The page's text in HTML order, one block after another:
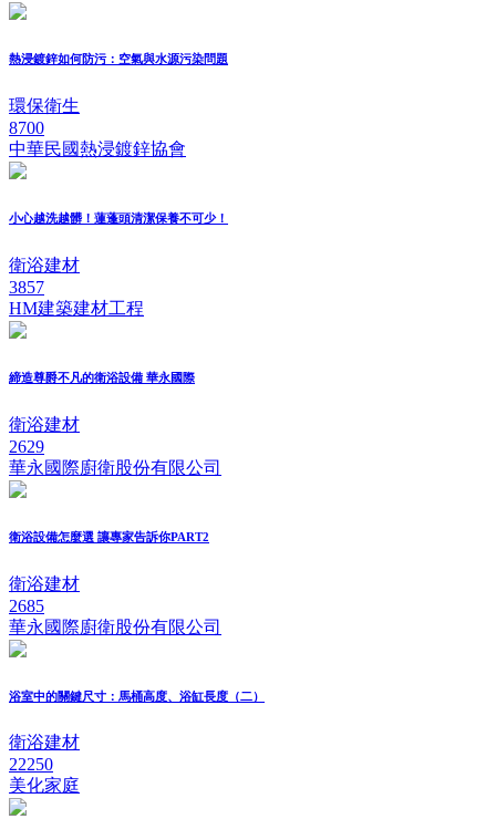
熱浸鍍鋅如何防污：空氣與水源污染問題
環保衛生
8700
中華民國熱浸鍍鋅協會
小心越洗越髒！蓮蓬頭清潔保養不可少！
衛浴建材
3857
HM建築建材工程
締造尊爵不凡的衛浴設備 華永國際
衛浴建材
2629
華永國際廚衛股份有限公司
衛浴設備怎麼選 讓專家告訴你PART2
衛浴建材
2685
華永國際廚衛股份有限公司
浴室中的關鍵尺寸：馬桶高度、浴缸長度（二）
衛浴建材
22250
美化家庭